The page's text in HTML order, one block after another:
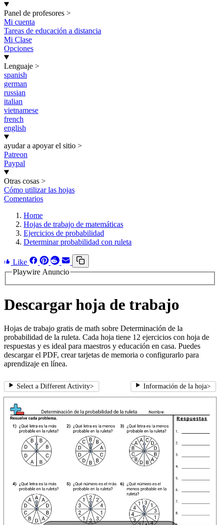
Panel de profesores >
Mi cuenta
Tareas de educación a distancia
Mi Clase
Opciones
Lenguaje >
spanish
german
russian
italian
vietnamese
french
english
ayudar a apoyar el sitio >
Patreon
Paypal
Otras cosas >
Cómo utilizar las hojas
Comentarios
Home
Hojas de trabajo de matemáticas
Ejercicios de probabilidad
Determinar probabilidad con ruleta
Like
Playwire Anuncio
Descargar hoja de trabajo
Hojas de trabajo gratis de math sobre Determinación de la
probabilidad de la ruleta. Cada hoja tiene 12 ejercicios con hoja de
respuestas y es ideal para maestros y educación en casa. Puedes
descargar el PDF, crear tarjetas de memoria o configurarlo para
aprendizaje en línea.
Select a Different Activity> Información de la hoja>